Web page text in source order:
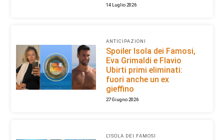
14 Luglio 2026
ANTICIPAZIONI
Spoiler Isola dei Famosi,
Eva Grimaldi e Flavio
Ubirti primi eliminati:
fuori anche un ex
gieffino
27 Giugno 2026
L'ISOLA DEI FAMOSI